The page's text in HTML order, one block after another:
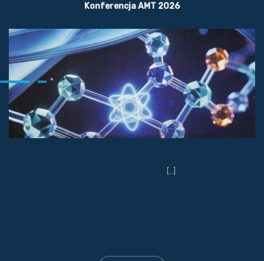
Konferencja AMT 2026
[…]